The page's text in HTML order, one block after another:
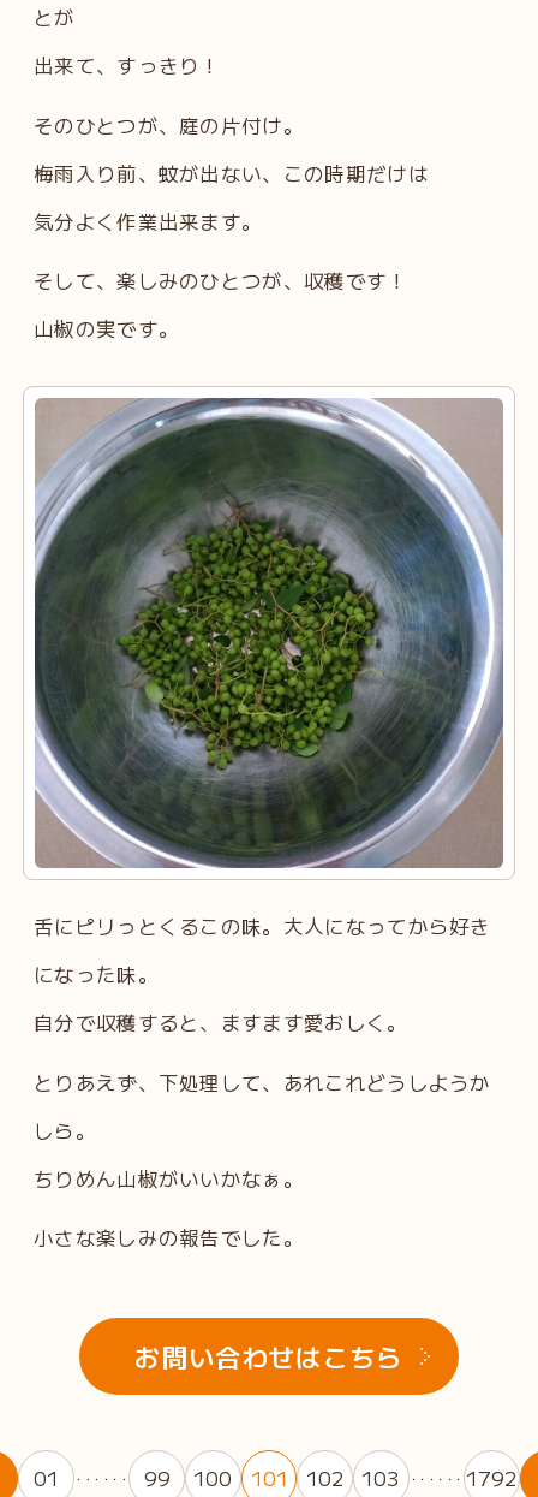
とが
出来て、すっきり！
そのひとつが、庭の片付け。
梅雨入り前、蚊が出ない、この時期だけは
気分よく作業出来ます。
そして、楽しみのひとつが、収穫です！
山椒の実です。
舌にピリっとくるこの味。大人になってから好き
になった味。
自分で収穫すると、ますます愛おしく。
とりあえず、下処理して、あれこれどうしようか
しら。
ちりめん山椒がいいかなぁ。
小さな楽しみの報告でした。
お問い合わせはこちら
01 ・・・・・・ 99 100 101 102 103 ・・・・・・ 1792